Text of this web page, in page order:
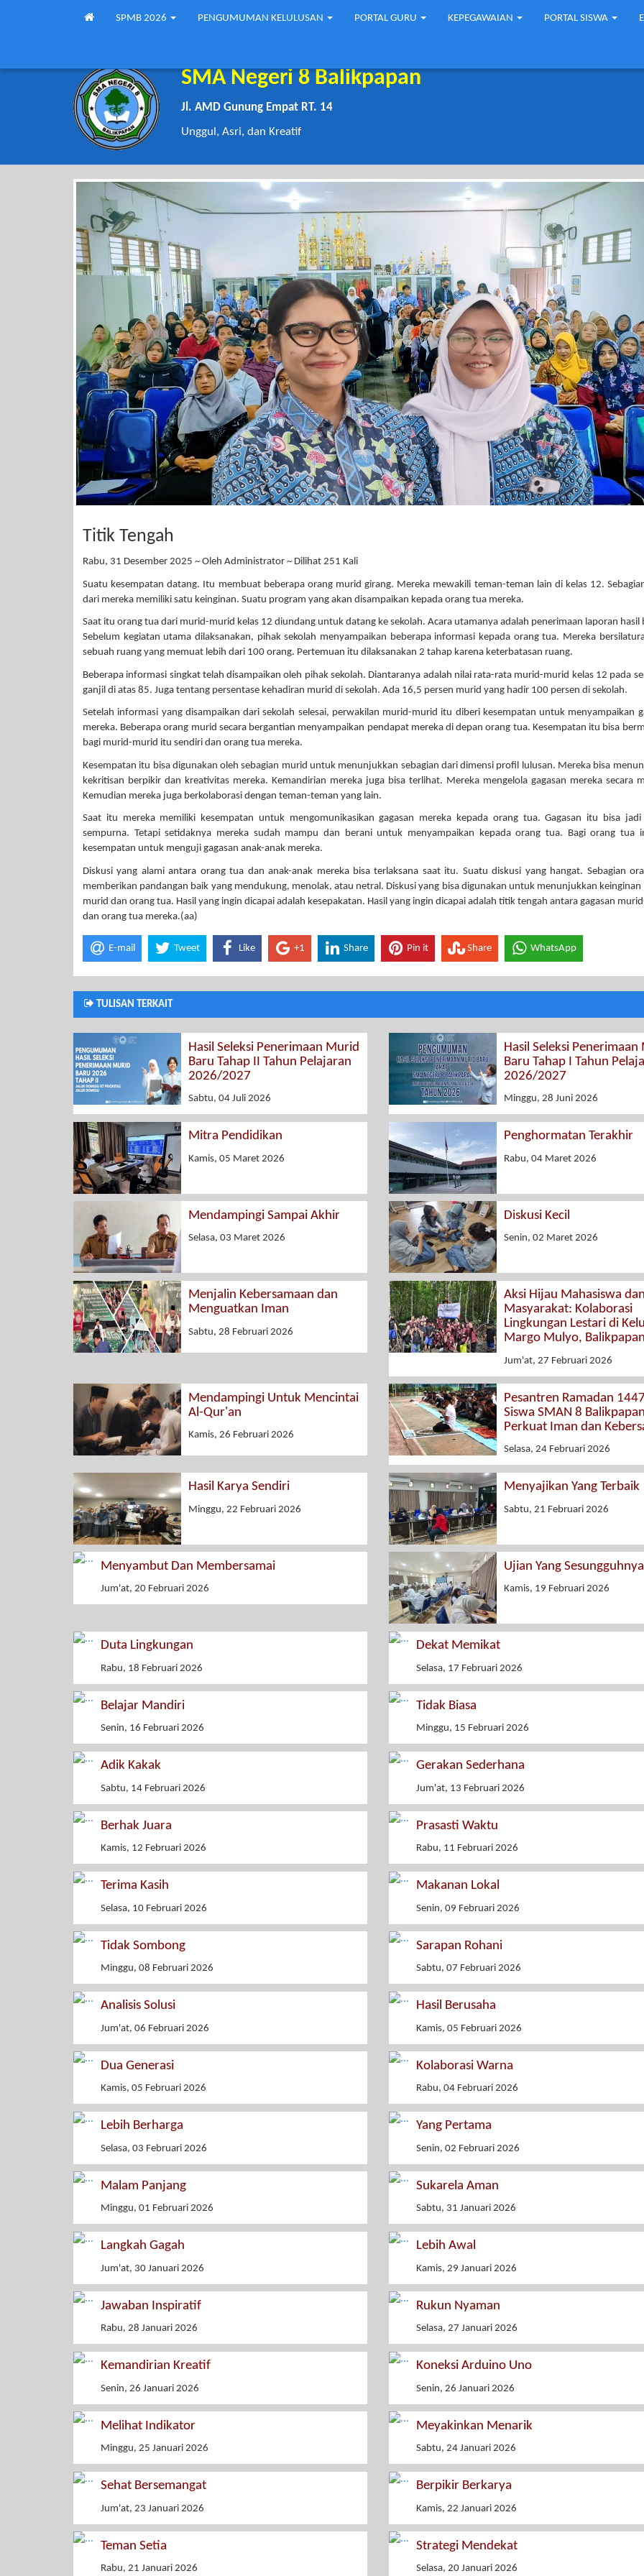
SPMB 2026 PENGUMUMAN KELULUSAN PORTAL GURU KEPEGAWAIAN PORTAL SISWA
SMA Negeri 8 Balikpapan
Jl. AMD Gunung Empat RT. 14
Unggul, Asri, dan Kreatif
Titik Tengah
Rabu, 31 Desember 2025 ~ Oleh Administrator ~ Dilihat 251 Kali
Suatu kesempatan datang. Itu membuat beberapa orang murid girang. Mereka mewakili teman-teman lain di kelas 12.
dari mereka memiliki satu keinginan. Suatu program yang akan disampaikan kepada orang tua mereka.
Saat itu orang tua dari murid-murid kelas 12 diundang untuk datang ke sekolah. Acara utamanya adalah penerimaan laporan hasil
Sebelum kegiatan utama dilaksanakan, pihak sekolah menyampaikan beberapa informasi kepada orang tua. Mereka
sebuah ruang yang memuat lebih dari 100 orang. Pertemuan itu dilaksanakan 2 tahap karena keterbatasan ruang.
Beberapa informasi singkat telah disampaikan oleh pihak sekolah. Diantaranya adalah nilai rata-rata murid-murid kelas 12 pada
ganjil di atas 85. Juga tentang persentase kehadiran murid di sekolah. Ada 16,5 persen murid yang hadir 100 persen di sekolah.
Setelah informasi yang disampaikan dari sekolah selesai, perwakilan murid-murid itu diberi kesempatan untuk menyampaikan
mereka. Beberapa orang murid secara bergantian menyampaikan pendapat mereka di depan orang tua. Kesempatan itu bisa
bagi murid-murid itu sendiri dan orang tua mereka.
Kesempatan itu bisa digunakan oleh sebagian murid untuk menunjukkan sebagian dari dimensi profil lulusan. Mereka bisa
kekritisan berpikir dan kreativitas mereka. Kemandirian mereka juga bisa terlihat. Mereka mengelola gagasan mereka secara
Kemudian mereka juga berkolaborasi dengan teman-teman yang lain.
Saat itu mereka memiliki kesempatan untuk mengomunikasikan gagasan mereka kepada orang tua. Gagasan itu bisa jadi
sempurna. Tetapi setidaknya mereka sudah mampu dan berani untuk menyampaikan kepada orang tua. Bagi orang tua
kesempatan untuk menguji gagasan anak-anak mereka.
Diskusi yang alami antara orang tua dan anak-anak mereka bisa terlaksana saat itu. Suatu diskusi yang hangat. Sebagian
memberikan pandangan baik yang mendukung, menolak, atau netral. Diskusi yang bisa digunakan untuk menunjukkan
murid dan orang tua. Hasil yang ingin dicapai adalah kesepakatan. Hasil yang ingin dicapai adalah titik tengah antara gagasan
dan orang tua mereka.(aa)
E-mail Tweet Like +1 Share Pin it Share WhatsApp
TULISAN TERKAIT
Hasil Seleksi Penerimaan Murid
Baru Tahap II Tahun Pelajaran
2026/2027
Sabtu, 04 Juli 2026
Hasil Seleksi Penerimaan
Baru Tahap I Tahun
2026/2027
Minggu, 28 Juni 2026
Mitra Pendidikan
Kamis, 05 Maret 2026
Penghormatan Terakhir
Rabu, 04 Maret 2026
Mendampingi Sampai Akhir
Selasa, 03 Maret 2026
Diskusi Kecil
Senin, 02 Maret 2026
Menjalin Kebersamaan dan
Menguatkan Iman
Sabtu, 28 Februari 2026
Aksi Hijau Mahasiswa dan
Masyarakat: Kolaborasi
Lingkungan Lestari di
Margo Mulyo, Balikpapan
Jum'at, 27 Februari 2026
Mendampingi Untuk Mencintai
Al-Qur'an
Kamis, 26 Februari 2026
Pesantren Ramadan
Siswa SMAN 8 Balikpapan
Perkuat Iman dan
Selasa, 24 Februari 2026
Hasil Karya Sendiri
Minggu, 22 Februari 2026
Menyajikan Yang Terbaik
Sabtu, 21 Februari 2026
Menyambut Dan Membersamai
Jum'at, 20 Februari 2026
Ujian Yang Sesungguhnya
Kamis, 19 Februari 2026
Duta Lingkungan
Rabu, 18 Februari 2026
Dekat Memikat
Selasa, 17 Februari 2026
Belajar Mandiri
Senin, 16 Februari 2026
Tidak Biasa
Minggu, 15 Februari 2026
Adik Kakak
Sabtu, 14 Februari 2026
Gerakan Sederhana
Jum'at, 13 Februari 2026
Berhak Juara
Kamis, 12 Februari 2026
Prasasti Waktu
Rabu, 11 Februari 2026
Terima Kasih
Selasa, 10 Februari 2026
Makanan Lokal
Senin, 09 Februari 2026
Tidak Sombong
Minggu, 08 Februari 2026
Sarapan Rohani
Sabtu, 07 Februari 2026
Analisis Solusi
Jum'at, 06 Februari 2026
Hasil Berusaha
Kamis, 05 Februari 2026
Dua Generasi
Kamis, 05 Februari 2026
Kolaborasi Warna
Rabu, 04 Februari 2026
Lebih Berharga
Selasa, 03 Februari 2026
Yang Pertama
Senin, 02 Februari 2026
Malam Panjang
Minggu, 01 Februari 2026
Sukarela Aman
Sabtu, 31 Januari 2026
Langkah Gagah
Jum'at, 30 Januari 2026
Lebih Awal
Kamis, 29 Januari 2026
Jawaban Inspiratif
Rabu, 28 Januari 2026
Rukun Nyaman
Selasa, 27 Januari 2026
Kemandirian Kreatif
Senin, 26 Januari 2026
Koneksi Arduino Uno
Senin, 26 Januari 2026
Melihat Indikator
Minggu, 25 Januari 2026
Meyakinkan Menarik
Sabtu, 24 Januari 2026
Sehat Bersemangat
Jum'at, 23 Januari 2026
Berpikir Berkarya
Kamis, 22 Januari 2026
Teman Setia
Rabu, 21 Januari 2026
Strategi Mendekat
Selasa, 20 Januari 2026